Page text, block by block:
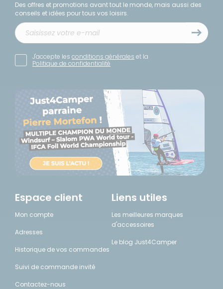
Des offres et promotions avant tout le monde, mais aussi des
conseils et idées pour tous vos loisirs.
J'accepte les conditions générales et la
Politique de confidentialité
Espace client
Mon compte
Adresses
Historique de vos commandes
Suivi de commande invité
Contactez-nous
Liens utiles
Les meilleures marques
d'accessoires
Le blog Just4Camper